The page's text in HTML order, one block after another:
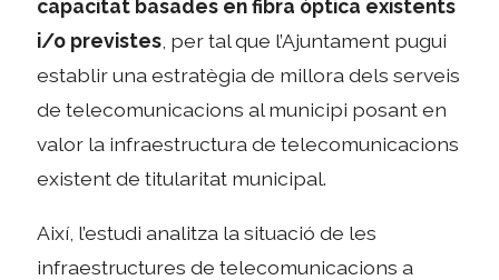
capacitat basades en fibra òptica existents
i/o previstes , per tal que l’Ajuntament pugui
establir una estratègia de millora dels serveis
de telecomunicacions al municipi posant en
valor la infraestructura de telecomunicacions
existent de titularitat municipal.
Així, l’estudi analitza la situació de les
infraestructures de telecomunicacions a